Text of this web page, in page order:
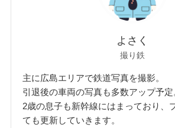
よさく
撮り鉄
主に広島エリアで鉄道写真を撮影。
引退後の車両の写真も多数アップ予定
2歳の息子も新幹線にはまっており、
ても更新していきます。